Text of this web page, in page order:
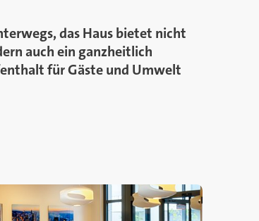
das Haus bietet nicht
auch ein ganzheitlich
für Gäste und Umwelt